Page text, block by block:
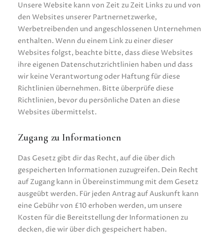
Unsere Website kann von Zeit zu Zeit Links zu und von
den Websites unserer Partnernetzwerke,
Werbetreibenden und angeschlossenen Unternehmen
enthalten. Wenn du einem Link zu einer dieser
Websites folgst, beachte bitte, dass diese Websites
ihre eigenen Datenschutzrichtlinien haben und dass
wir keine Verantwortung oder Haftung für diese
Richtlinien übernehmen. Bitte überprüfe diese
Richtlinien, bevor du persönliche Daten an diese
Websites übermittelst.
Zugang zu Informationen
Das Gesetz gibt dir das Recht, auf die über dich
gespeicherten Informationen zuzugreifen. Dein Recht
auf Zugang kann in Übereinstimmung mit dem Gesetz
ausgeübt werden. Für jeden Antrag auf Auskunft kann
eine Gebühr von £10 erhoben werden, um unsere
Kosten für die Bereitstellung der Informationen zu
decken, die wir über dich gespeichert haben.